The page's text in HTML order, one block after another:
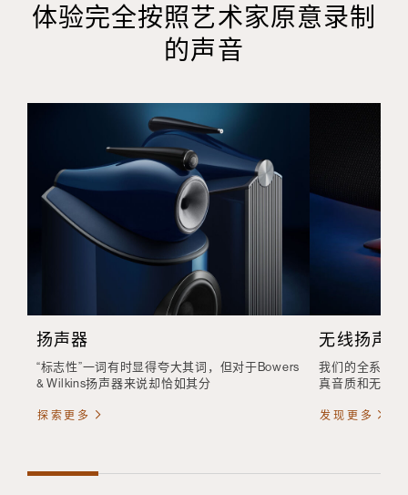
体验完全按照艺术家原意录制
的声音
扬声器
“标志性”一词有时显得夸大其词，但对于Bowers
& Wilkins扬声器来说却恰如其分
探索更多
无线扬声器
我们的全系列
真音质和无线
发现更多